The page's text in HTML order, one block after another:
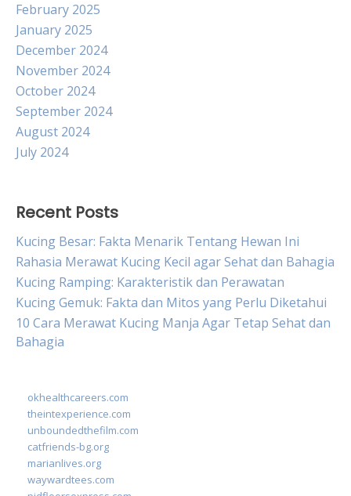
February 2025
January 2025
December 2024
November 2024
October 2024
September 2024
August 2024
July 2024
Recent Posts
Kucing Besar: Fakta Menarik Tentang Hewan Ini
Rahasia Merawat Kucing Kecil agar Sehat dan Bahagia
Kucing Ramping: Karakteristik dan Perawatan
Kucing Gemuk: Fakta dan Mitos yang Perlu Diketahui
10 Cara Merawat Kucing Manja Agar Tetap Sehat dan
Bahagia
okhealthcareers.com
theintexperience.com
unboundedthefilm.com
catfriends-bg.org
marianlives.org
waywardtees.com